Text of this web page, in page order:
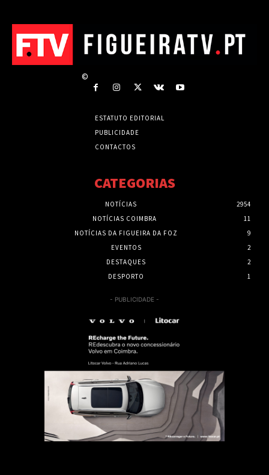
©
ESTATUTO EDITORIAL
PUBLICIDADE
CONTACTOS
CATEGORIAS
NOTÍCIAS
2954
NOTÍCIAS COIMBRA
11
NOTÍCIAS DA FIGUEIRA DA FOZ
9
EVENTOS
2
DESTAQUES
2
DESPORTO
1
- PUBLICIDADE -